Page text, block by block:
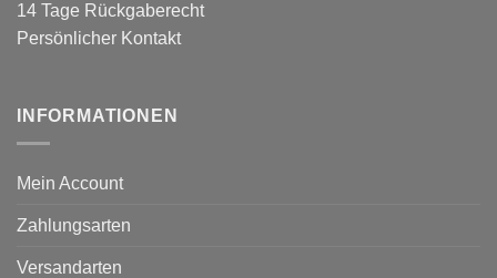
14 Tage Rückgaberecht
Persönlicher Kontakt
INFORMATIONEN
Mein Account
Zahlungsarten
Versandarten